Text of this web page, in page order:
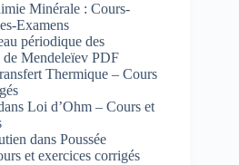
Minérale : Cours-
Examens
périodique des
de Mendeleïev PDF
Thermique – Cours
Loi d’Ohm – Cours et
dans Poussée
et exercices corrigés